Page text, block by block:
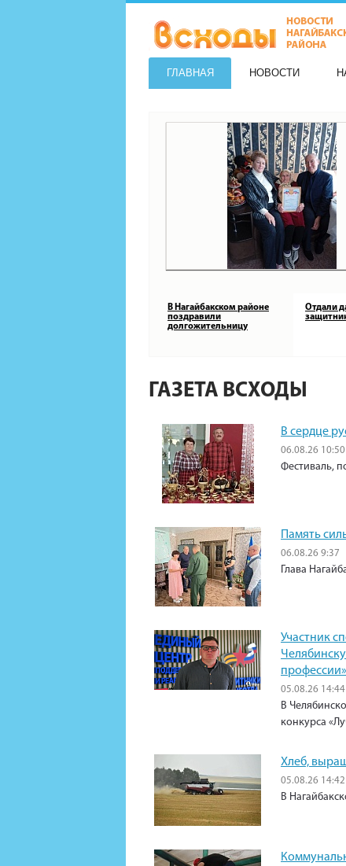
ГЛАВНАЯ НОВОСТИ
В Нагайбакском районе
поздравили
долгожительницу
Отдали
ГАЗЕТА ВСХОДЫ
В сердце
06.08.26 10:50
Фестиваль,
Память
06.08.26 9:37
Глава
Участник
профессии»
05.08.26 14:44
В
конкурса
Хлеб,
05.08.26 14:42
В